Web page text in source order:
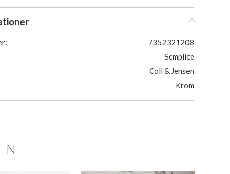
7352321208
Semplice
Coll & Jensen
Krom